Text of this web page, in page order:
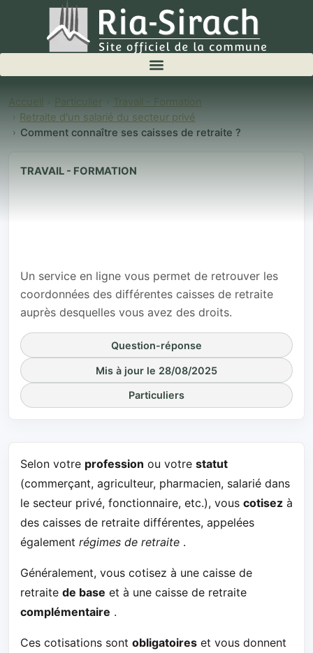
Accueil Particulier
Travail - Formation
Retraite d'un salarié du secteur privé
Comment connaître ses caisses de retraite ?
TRAVAIL - FORMATION
Comment
connaître ses
Un service en ligne vous permet de retrouver les
coordonnées des différentes caisses de retraite
auprès desquelles vous avez des droits.
Question-réponse
Mis à jour le 28/08/2025
Particuliers
Selon votre profession ou votre statut
(commerçant, agriculteur, pharmacien, salarié dans
le secteur privé, fonctionnaire, etc.), vous cotisez à
des caisses de retraite différentes, appelées
également régimes de retraite .
Généralement, vous cotisez à une caisse de
retraite de base et à une caisse de retraite
complémentaire .
Ces cotisations sont obligatoires et vous donnent